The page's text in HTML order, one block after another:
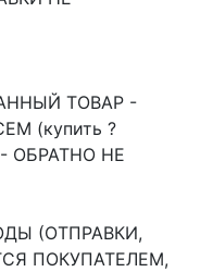
ТОВАР -
(купить ?
- ОБРАТНО НЕ
(ОТПРАВКИ,
ПОКУПАТЕЛЕМ,